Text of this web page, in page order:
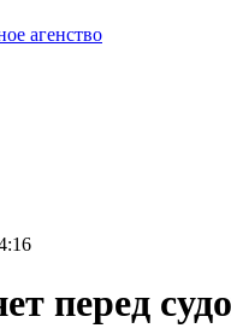
перед